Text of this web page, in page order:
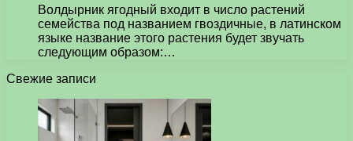
Волдырник ягодный входит в число растений
семейства под названием гвоздичные, в латинском
языке название этого растения будет звучать
следующим образом:…
Свежие записи